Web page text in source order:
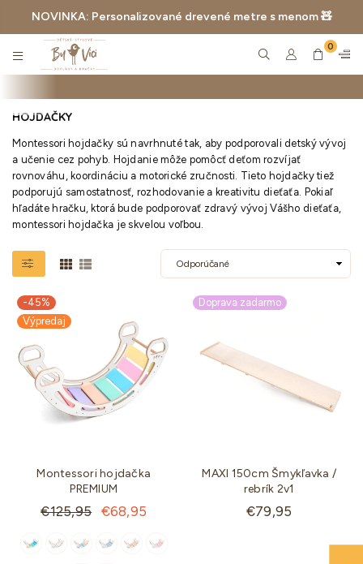
NOVINKA: Personalizované drevené metre s menom 🧸
BYVICI.CZ
0
HOJDAČKY
Montessori hojdačky sú navrhnuté tak, aby podporovali detský vývoj
a učenie cez pohyb. Hojdanie môže pomôcť deťom rozvíjať
rovnováhu, koordináciu a motorické zručnosti. Tieto hojdačky tiež
podporujú samostatnosť, rozhodovanie a kreativitu dieťaťa. Pokiaľ
hľadáte hračku, ktorá bude podporovať zdravý vývoj Vášho dieťaťa,
montessori hojdačka je skvelou voľbou.
-45%
Výpredaj
Montessori hojdačka
PREMIUM
Štandardná
€125,95 €68,95
Doprava zadarmo
MAXI 150cm Šmykľavka /
rebrík 2v1
Štandardná
€79,95